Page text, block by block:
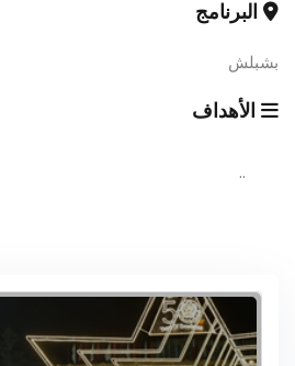
البرنامج
بشبلش
الأهداف
..